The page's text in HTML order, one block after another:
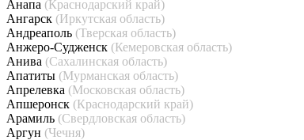
Анапа (Краснодарский край)
Ангарск (Иркутская область)
Андреаполь (Тверская область)
Анжеро-Судженск (Кемеровская область)
Анива (Сахалинская область)
Апатиты (Мурманская область)
Апрелевка (Московская область)
Апшеронск (Краснодарский край)
Арамиль (Свердловская область)
Аргун (Чечня)